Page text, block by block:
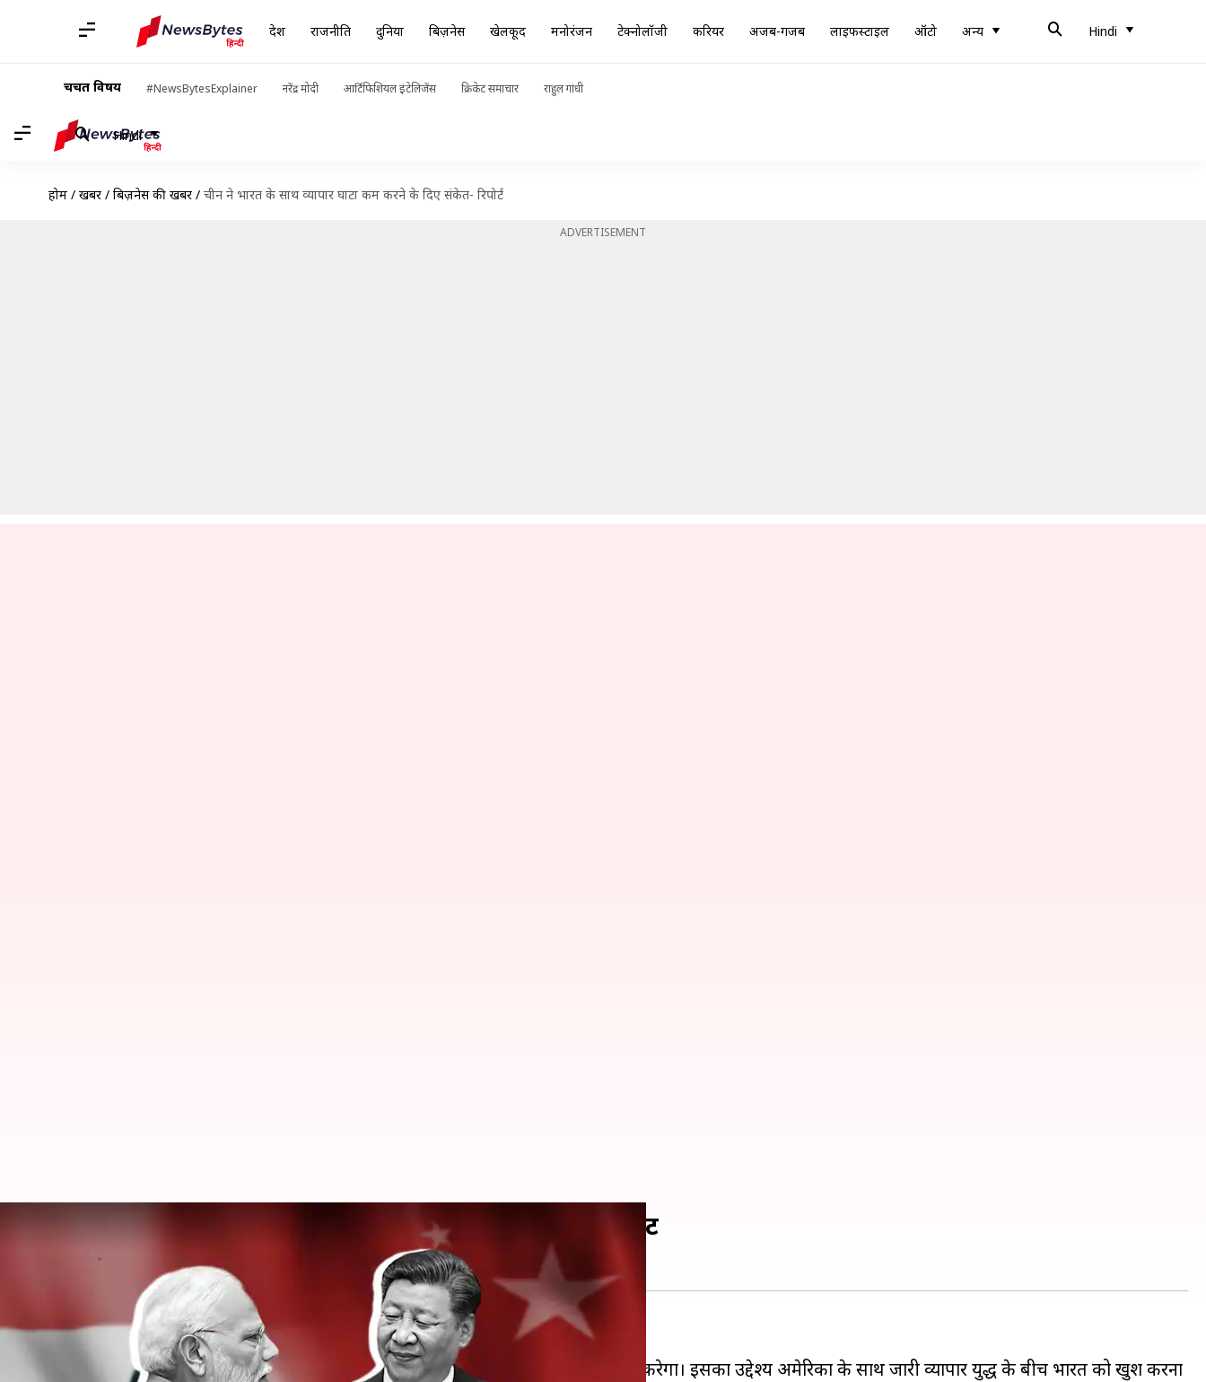
देश राजनीति दुनिया बिज़नेस खेलकूद मनोरंजन टेक्नोलॉजी करियर अजब-गजब लाइफस्टाइल ऑटो अन्य Hindi
चर्चित विषय #NewsBytesExplainer नरेंद्र मोदी आर्टिफिशियल इंटेलिजेंस क्रिकेट समाचार राहुल गांधी
Hindi
होम / खबरें / बिज़नेस की खबरें / चीन ने भारत के साथ व्यापार घाटा कम करने के दिए संकेत- रिपोर्ट
ADVERTISEMENT
चीन ने भारत के साथ व्यापार घाटा कम करने के दिए संकेत- रिपोर्ट
के साथ जारी टैरिफ युद्ध के बीच
ने भारत के सामने बड़ी पेशकश की है।
चीन ने संकेत दिए हैं कि वो भारत के साथ व्यापार घाटा कम करने के लिए भारत की चिंताओं पर गौर करेगा। इसका उद्देश्य अमेरिका के साथ जारी व्यापार युद्ध के बीच भारत को खुश करना